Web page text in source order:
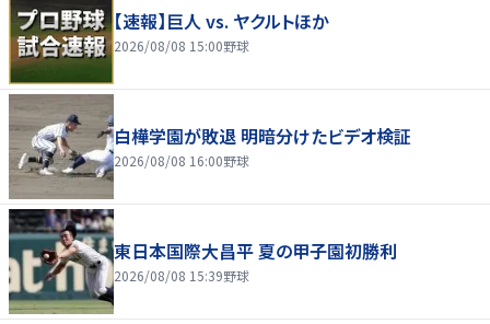
【速報】巨人 vs. ヤクルトほか
2026/08/08 15:00野球
白樺学園が敗退 明暗分けたビデオ検証
2026/08/08 16:00野球
東日本国際大昌平 夏の甲子園初勝利
2026/08/08 15:39野球